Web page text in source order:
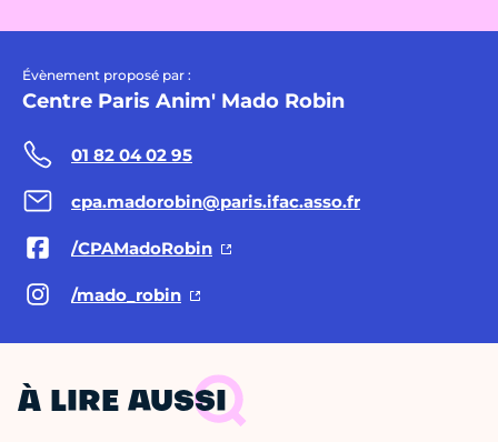
Évènement proposé par :
Centre Paris Anim' Mado Robin
01 82 04 02 95
cpa.madorobin@paris.ifac.asso.fr
/CPAMadoRobin
/mado_robin
À LIRE AUSSI